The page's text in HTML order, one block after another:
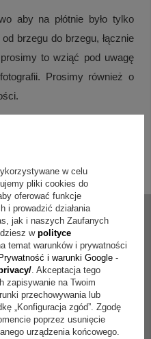
aby na płótnie było tylko
brzegu do brzegu, łącznie
to wziąć pod uwagę
Prosimy również o
naszej oferty.
NA PREZENT
w celu
pliki cookies do
oferować funkcje
i prowadzić działania
jak i naszych Zaufanych
w polityce
temat warunków i prywatności
i warunki Google -
. Akceptacja tego
zapisywanie na Twoim
przechowywania lub
„Konfiguracja zgód”. Zgodę
poprzez usunięcie
urządzenia końcowego.